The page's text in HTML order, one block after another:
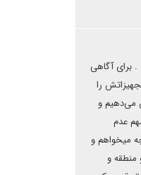
. برای آگاهی
را
می‌دهیم و
عدم
میخواهم و
و